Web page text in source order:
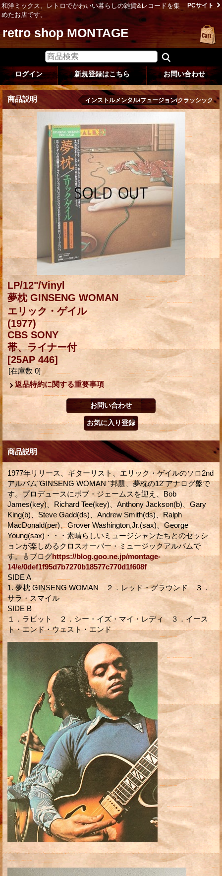
和洋ミックス、レトロでかわいい暮らしの雑貨&レコードを集
めたお店です。
PCサイト
retro shop MONTAGE
ログイン 新規登録はこちら お問い合わせ
商品説明 インストルメンタル/フュージョン/クラッシック
LP/12"/Vinyl
夢枕 GINSENG WOMAN
エリック・ゲイル
(1977)
CBS SONY
帯、ライナー付
[25AP 446]
[在庫数 0]
返品特約に関する重要事項
商品説明
1977年リリース、ギターリスト、エリック・ゲイルのソロ2nd
アルバム"GINSENG WOMAN "邦題、夢枕の12"アナログ盤で
す。プロデュースにボブ・ジェームスを迎え、Bob
James(key)、Richard Tee(key)、Anthony Jackson(b)、Gary
King(b)、Steve Gadd(ds)、Andrew Smith(ds)、Ralph
MacDonald(per)、Grover Washington,Jr.(sax)、George
Young(sax)・・・素晴らしいミュージシャンたちとのセッシ
ョンが楽しめるクロスオーバー・ミュージックアルバムで
す。🎸ブログhttps://blog.goo.ne.jp/montage-
14/e/0def1f95d7b7270b18577c770d1f608f
SIDE A
1. 夢枕 GINSENG WOMAN ２．レッド・グラウンド ３．
サラ・スマイル
SIDE B
１．ラビット ２．シー・イズ・マイ・レディ ３．イース
ト・エンド・ウェスト・エンド